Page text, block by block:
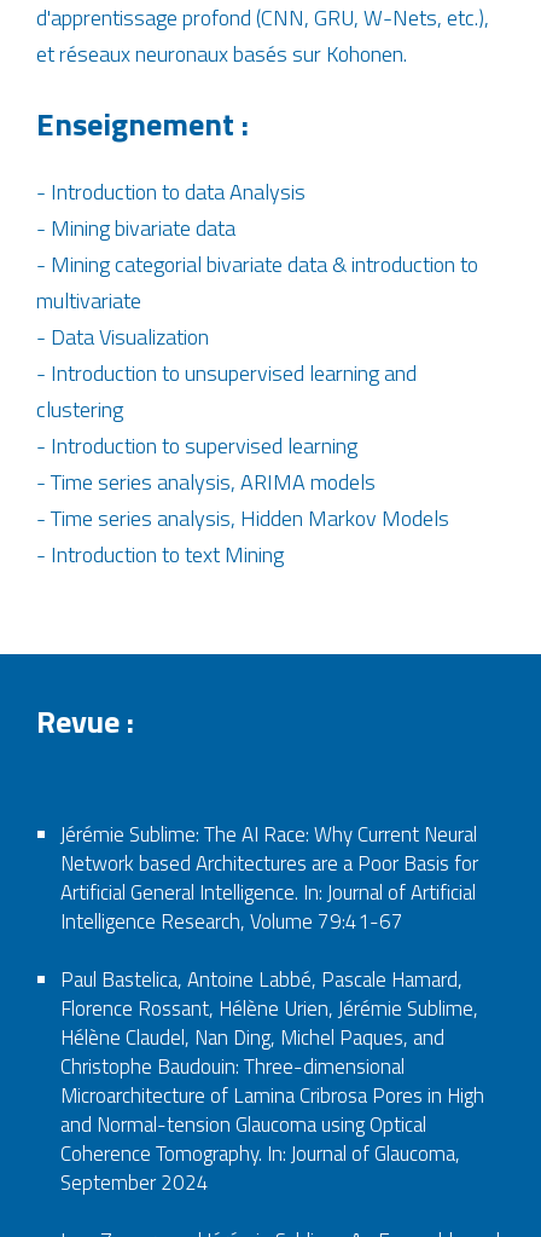
d'apprentissage profond (CNN, GRU, W-Nets, etc.),
et réseaux neuronaux basés sur Kohonen.
Enseignement :
- Introduction to data Analysis
- Mining bivariate data
- Mining categorial bivariate data & introduction to
multivariate
- Data Visualization
- Introduction to unsupervised learning and
clustering
- Introduction to supervised learning
- Time series analysis, ARIMA models
- Time series analysis, Hidden Markov Models
- Introduction to text Mining
Revue :
Jérémie Sublime: The AI Race: Why Current Neural
Network based Architectures are a Poor Basis for
Artificial General Intelligence. In: Journal of Artificial
Intelligence Research, Volume 79:41-67
Paul Bastelica, Antoine Labbé, Pascale Hamard,
Florence Rossant, Hélène Urien, Jérémie Sublime,
Hélène Claudel, Nan Ding, Michel Paques, and
Christophe Baudouin: Three-dimensional
Microarchitecture of Lamina Cribrosa Pores in High
and Normal-tension Glaucoma using Optical
Coherence Tomography. In: Journal of Glaucoma,
September 2024